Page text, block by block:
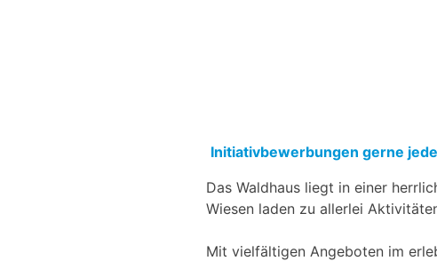
Initiativbewerbungen gerne
Das Waldhaus liegt in einer
Wiesen laden zu allerlei
Mit vielfältigen Angeboten im